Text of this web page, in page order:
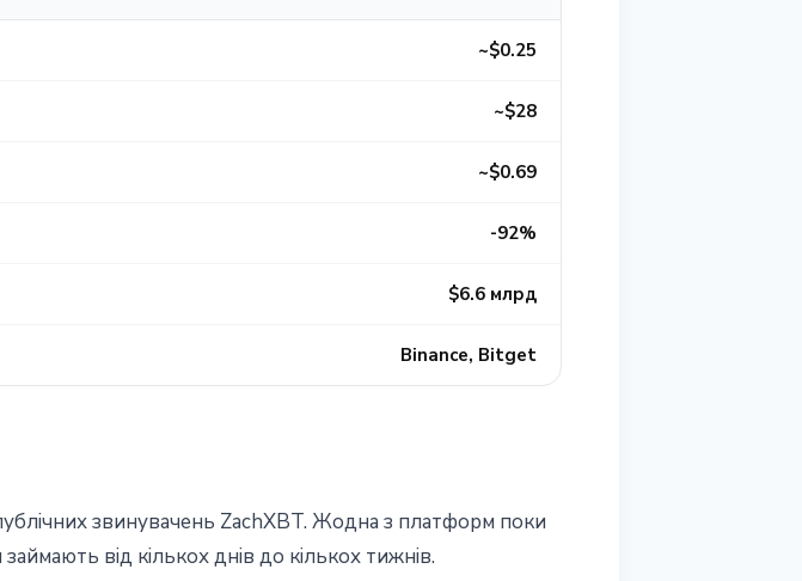
~$0.25
~$28
~$0.69
-92%
$6.6 млрд
Binance, Bitget
звинувачень ZachXBT. Жодна з платформ поки
від кількох днів до кількох тижнів.